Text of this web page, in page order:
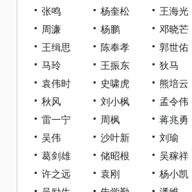
张鸣
杨奎松
王海光
周濂
杨鹏
邓晓芒
王缉思
陈奉孝
郭世佑
马玲
王振东
狄马
袁伟时
史啸虎
熊培云
秋风
刘小枫
孟令伟
雷一宁
周枫
蒋兆勇
吴伟
沙叶新
刘瑜
葛剑雄
储昭根
吴稼祥
许之远
袁刚
杨小凯